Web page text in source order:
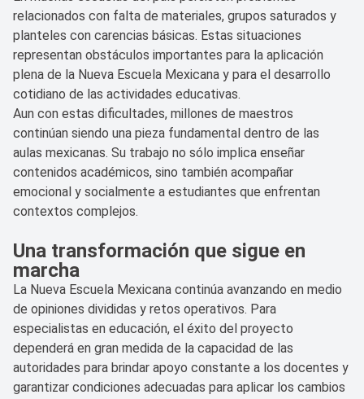
relacionados con falta de materiales, grupos saturados y
planteles con carencias básicas. Estas situaciones
representan obstáculos importantes para la aplicación
plena de la Nueva Escuela Mexicana y para el desarrollo
cotidiano de las actividades educativas.
Aun con estas dificultades, millones de maestros
continúan siendo una pieza fundamental dentro de las
aulas mexicanas. Su trabajo no sólo implica enseñar
contenidos académicos, sino también acompañar
emocional y socialmente a estudiantes que enfrentan
contextos complejos.
Una transformación que sigue en
marcha
La Nueva Escuela Mexicana continúa avanzando en medio
de opiniones divididas y retos operativos. Para
especialistas en educación, el éxito del proyecto
dependerá en gran medida de la capacidad de las
autoridades para brindar apoyo constante a los docentes y
garantizar condiciones adecuadas para aplicar los cambios